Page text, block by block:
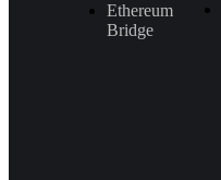
Ethereum
Bridge